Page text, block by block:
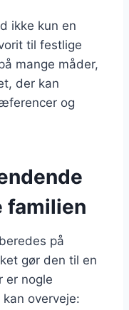
ikke kun en
til festlige
mange måder,
der kan
og
familien
på
gør den til en
er nogle
overveje: